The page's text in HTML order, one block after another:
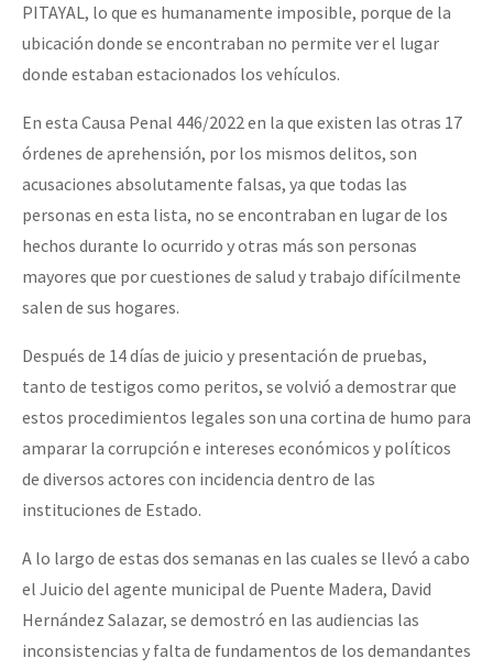
PITAYAL, lo que es humanamente imposible, porque de la
ubicación donde se encontraban no permite ver el lugar
donde estaban estacionados los vehículos.
En esta Causa Penal 446/2022 en la que existen las otras 17
órdenes de aprehensión, por los mismos delitos, son
acusaciones absolutamente falsas, ya que todas las
personas en esta lista, no se encontraban en lugar de los
hechos durante lo ocurrido y otras más son personas
mayores que por cuestiones de salud y trabajo difícilmente
salen de sus hogares.
Después de 14 días de juicio y presentación de pruebas,
tanto de testigos como peritos, se volvió a demostrar que
estos procedimientos legales son una cortina de humo para
amparar la corrupción e intereses económicos y políticos
de diversos actores con incidencia dentro de las
instituciones de Estado.
A lo largo de estas dos semanas en las cuales se llevó a cabo
el Juicio del agente municipal de Puente Madera, David
Hernández Salazar, se demostró en las audiencias las
inconsistencias y falta de fundamentos de los demandantes